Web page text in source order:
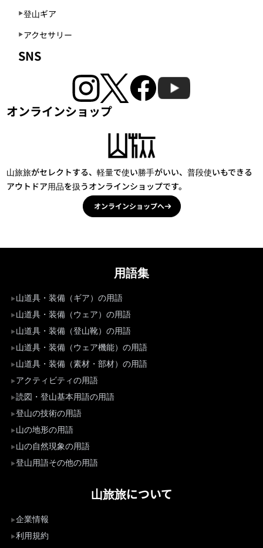
登山ギア
アクセサリー
SNS
オンラインショップ
山旅旅がセレクトする、軽量で使い勝手がいい、普段使いもできる
アウトドア用品を扱うオンラインショップです。
オンラインショップへ
用語集
山道具・装備（ギア）の用語
山道具・装備（ウェア）の用語
山道具・装備（登山靴）の用語
山道具・装備（ウェア機能）の用語
山道具・装備（素材・部材）の用語
アクティビティの用語
読図・登山基本用語の用語
登山の技術の用語
山の地形の用語
山の自然現象の用語
登山用語その他の用語
山旅旅について
企業情報
利用規約